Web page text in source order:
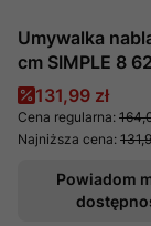
Umywalka
cm SIMPLE 8
produkcji
Cena
131,99 zł
Cena regularna:
Najniższa cena:
Powiadom